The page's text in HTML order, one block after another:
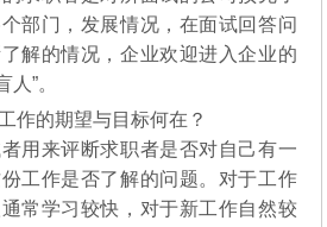
部门，发展情况，在面试回答问
解的情况，企业欢迎进入企业的
人”。
作的期望与目标何在？
用来评断求职者是否对自己有一
工作是否了解的问题。对于工作
常学习较快，对于新工作自然较